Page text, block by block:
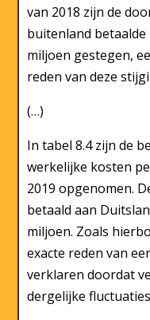
van 2018 zijn de
buitenland
miljoen gestegen,
reden van deze
(…)
In tabel 8.4 zijn de
werkelijke kosten
2019 opgenomen.
betaald aan
miljoen. Zoals
exacte reden van
verklaren doordat
dergelijke